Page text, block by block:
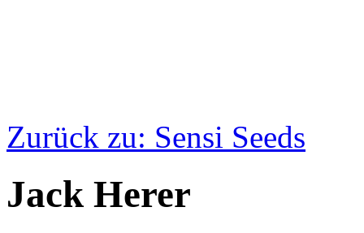
Zurück zu: Sensi Seeds
Jack Herer